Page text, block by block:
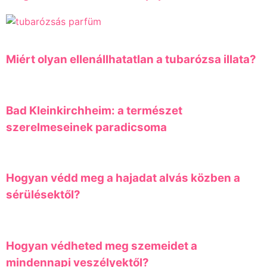
Miért olyan ellenállhatatlan a tubarózsa illata?
Bad Kleinkirchheim: a természet
szerelmeseinek paradicsoma
Hogyan védd meg a hajadat alvás közben a
sérülésektől?
Hogyan védheted meg szemeidet a
mindennapi veszélyektől?